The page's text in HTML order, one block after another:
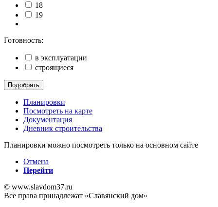
18
19
Готовность:
в эксплуатации
строящиеся
Подобрать
Планировки
Посмотреть на карте
Документация
Дневник строительства
Планировки можно посмотреть только на основном сайте
Отмена
Перейти
© www.slavdom37.ru
Все права принадлежат «Славянский дом»